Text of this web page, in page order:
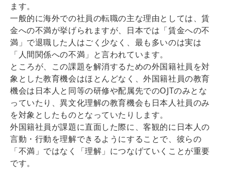
ます。
一般的に海外での社員の転職の主な理由としては、賃
金への不満が挙げられますが、日本では「賃金への不
満」で退職した人はごく少なく、最も多いのは実は
「人間関係への不満」と言われています。
ところが、この課題を解消するための外国籍社員を対
象とした教育機会はほとんどなく、外国籍社員の教育
機会は日本人と同等の研修や配属先でのOJTのみとな
っていたり、異文化理解の教育機会も日本人社員のみ
を対象としたものとなっていたりします。
外国籍社員が課題に直面した際に、客観的に日本人の
言動・行動を理解できるようにすることで、彼らの
「不満」ではなく「理解」につなげていくことが重要
です。